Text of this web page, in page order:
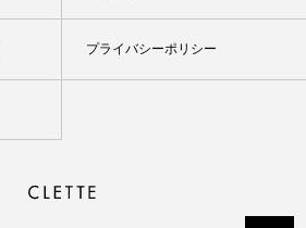
プライバシーポリシー